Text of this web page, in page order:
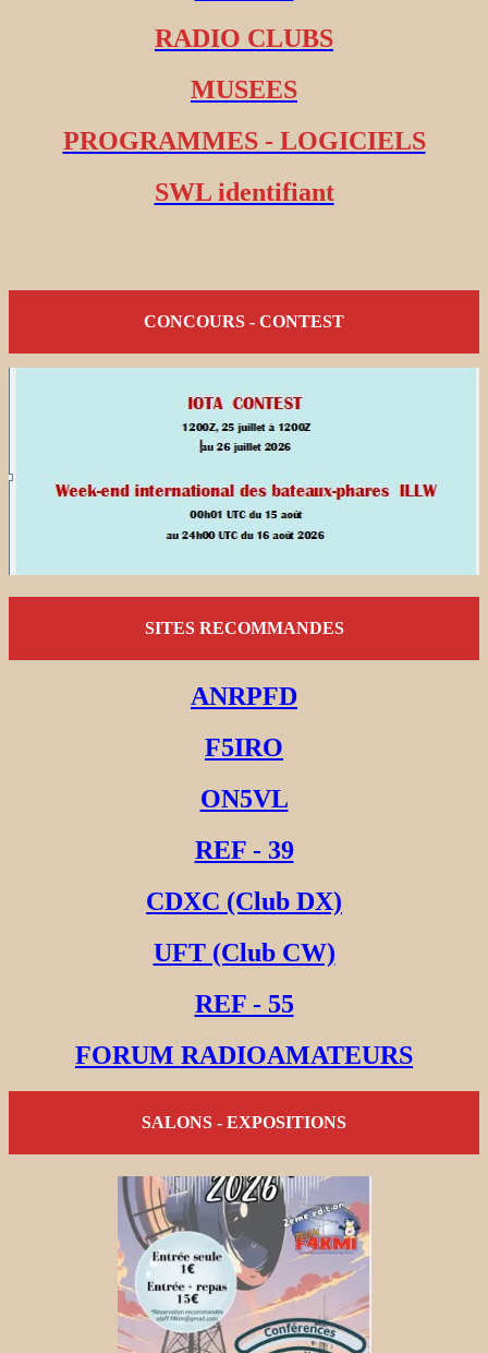
RADIO CLUBS
MUSEES
PROGRAMMES - LOGICIELS
SWL identifiant
CONCOURS - CONTEST
SITES RECOMMANDES
ANRPFD
F5IRO
ON5VL
REF - 39
CDXC (Club DX)
UFT (Club CW)
REF - 55
FORUM RADIOAMATEURS
SALONS - EXPOSITIONS